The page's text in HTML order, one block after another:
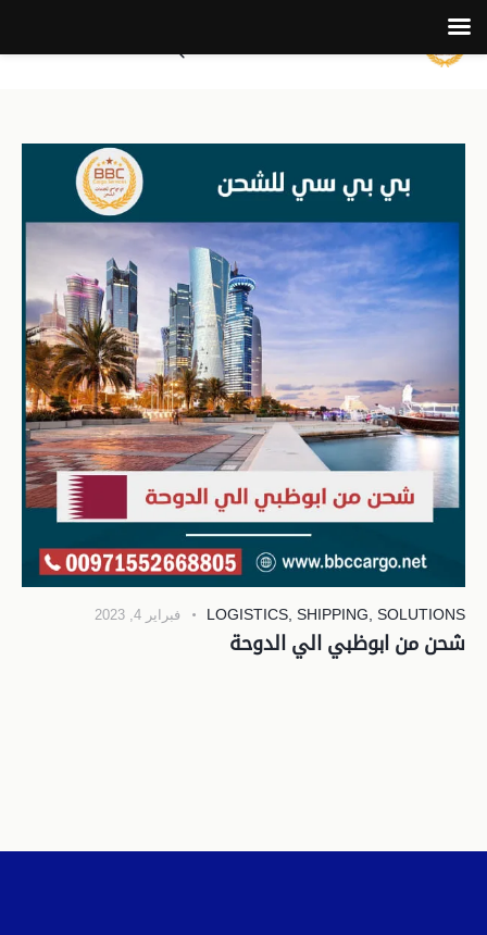
LOGISTICS SHIPPING SOLUTIONS فبراير 4, 2023
شحن من ابوظبي الي الدوحة